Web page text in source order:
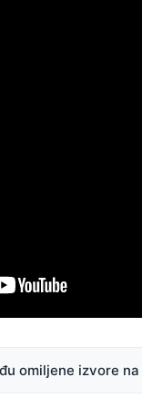
omiljene izvore na